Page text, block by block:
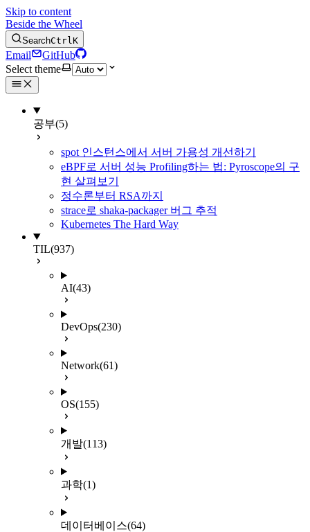
Skip to content
Beside the Wheel
SearchCtrlK
Email
GitHub
Select theme
공부(5)
spot 인스턴스에서 서버 가용성 개선하기
eBPF로 서버 성능 Profiling하는 법: Pyroscope의 구
현 살펴보기
정수론부터 RSA까지
strace로 shaka-packager 버그 추적
Kubernetes The Hard Way
TIL(937)
AI(43)
DevOps(230)
Network(61)
OS(155)
개발(113)
과학(1)
데이터베이스(64)